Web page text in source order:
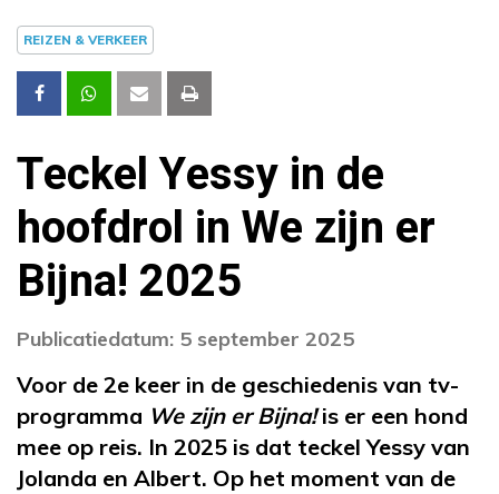
REIZEN & VERKEER
Teckel Yessy in de
hoofdrol in We zijn er
Bijna! 2025
Publicatiedatum: 5 september 2025
Voor de 2e keer in de geschiedenis van tv-
programma We zijn er Bijna!is er een hond
mee op reis. In 2025 is dat teckel Yessy van
Jolanda en Albert. Op het moment van de